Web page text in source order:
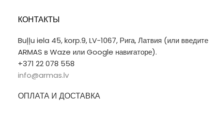
КОНТАКТЫ
Buļļu iela 45, korp.9, LV-1067, Рига, Латвия (или введите
ARMAS в Waze или Google навигаторе).
+371 22 078 558
info@armas.lv
ОПЛАТА И ДОСТАВКА